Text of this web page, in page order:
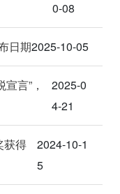
0-08
日期2025-10-05
言”，
2025-0
4-21
获得
2024-10-1
5